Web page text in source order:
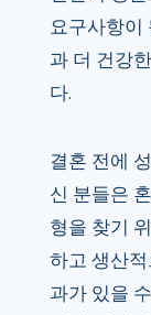
요구사항이
과 더 건강
다.
결혼 전에
신 분들은
형을 찾기
하고 생산
과가 있을